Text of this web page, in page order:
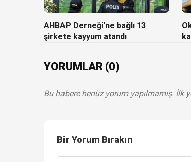
AHBAP Derneği'ne bağlı 13
şirkete kayyum atandı
YORUMLAR (0)
Bu habere henüz yorum yapılmamış. İlk
Bir Yorum Bırakın